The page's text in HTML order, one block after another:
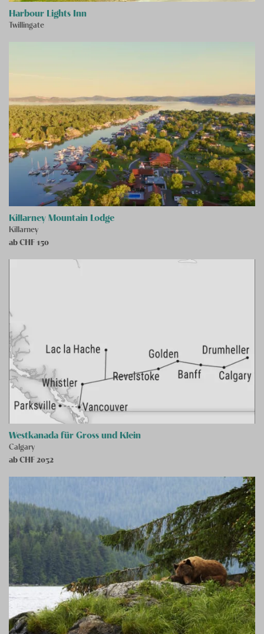
Harbour Lights Inn
Twillingate
Killarney Mountain Lodge
Killarney
ab CHF 150
Westkanada für Gross und Klein
Calgary
ab CHF 2032